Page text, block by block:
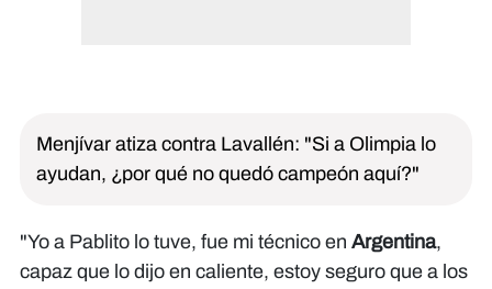
Menjívar atiza contra Lavallén: "Si a Olimpia lo
ayudan, ¿por qué no quedó campeón aquí?"
"Yo a Pablito lo tuve, fue mi técnico en Argentina,
capaz que lo dijo en caliente, estoy seguro que a los